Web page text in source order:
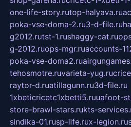
one-life-story.rutop-halyava.ru
poka-vse-doma-2.ru3-d-file.ru
g2012.rutst-1.rushaggy-cat.ru
g-2012.ruops-mgr.ruaccounts-
poka-vse-doma2.ru
tehosmotre.ruvarieta-yug.ru
raytor-d.ruatillagunn.ru3d-file.ru
1xbeticricetc1xbetti5.ruuafoot-
store-brawl-stars.rukts-
sindika-01.rusp-life.rux-legion.ru